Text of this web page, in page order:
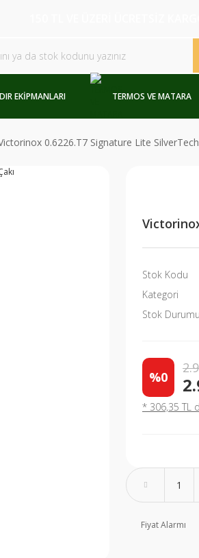
EKİPMANLARI TERMOS VE MATARA
0.6226.T7 Signature Lite SilverTech
Stok Kodu
Kategori
Stok Durumu
%0
* 306,35 TL
Fiyat Alarmı